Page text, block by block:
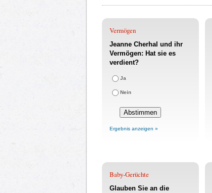
Vermögen
Jeanne Cherhal und ihr
Vermögen: Hat sie es
verdient?
Ja
Nein
Ergebnis anzeigen »
Baby-Gerüchte
Glauben Sie an die